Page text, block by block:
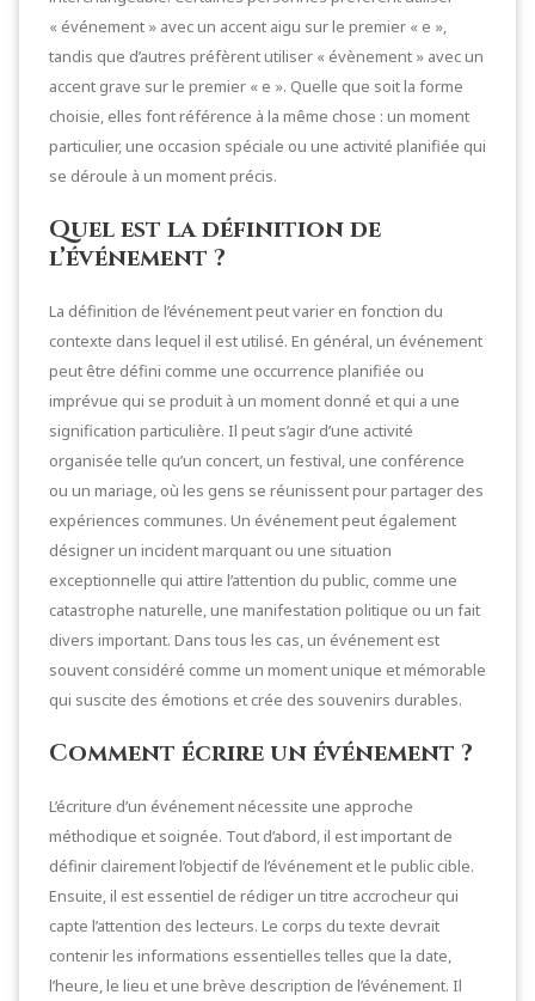
« événement » avec un accent aigu sur le premier « e »,
tandis que d’autres préfèrent utiliser « évènement » avec un
accent grave sur le premier « e ». Quelle que soit la forme
choisie, elles font référence à la même chose : un moment
particulier, une occasion spéciale ou une activité planifiée qui
se déroule à un moment précis.
Quel est la définition de
l’événement ?
La définition de l’événement peut varier en fonction du
contexte dans lequel il est utilisé. En général, un événement
peut être défini comme une occurrence planifiée ou
imprévue qui se produit à un moment donné et qui a une
signification particulière. Il peut s’agir d’une activité
organisée telle qu’un concert, un festival, une conférence
ou un mariage, où les gens se réunissent pour partager des
expériences communes. Un événement peut également
désigner un incident marquant ou une situation
exceptionnelle qui attire l’attention du public, comme une
catastrophe naturelle, une manifestation politique ou un fait
divers important. Dans tous les cas, un événement est
souvent considéré comme un moment unique et mémorable
qui suscite des émotions et crée des souvenirs durables.
Comment écrire un événement ?
L’écriture d’un événement nécessite une approche
méthodique et soignée. Tout d’abord, il est important de
définir clairement l’objectif de l’événement et le public cible.
Ensuite, il est essentiel de rédiger un titre accrocheur qui
capte l’attention des lecteurs. Le corps du texte devrait
contenir les informations essentielles telles que la date,
l’heure, le lieu et une brève description de l’événement. Il